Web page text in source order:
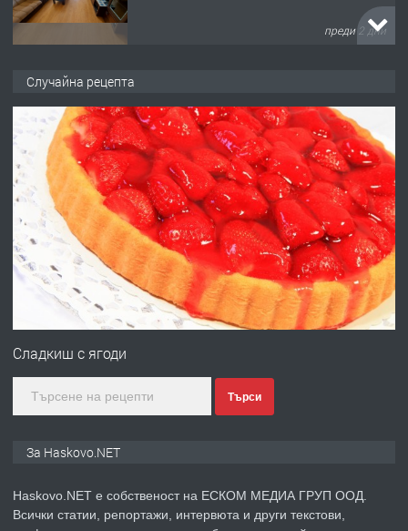
преди 2 дни
АПАРТАМЕНТ В ЦЕНТЪРА НА ГР.
ХАСКОВО
преди 3 дни
ПРЕДЛАГА Давам гараж под наем
преди 3 дни
№4120 Магазин/Офис под наем в кв.
преди 4 дни
Случайна рецепта
Сладкиш с ягоди
Търси
За Haskovo.NET
Haskovo.NET е собственост на ЕСКОМ МЕДИА ГРУП ООД.
Всички статии, репортажи, интервюта и други текстови,